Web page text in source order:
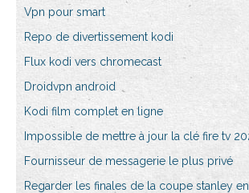
Vpn pour smart
Repo de divertissement kodi
Flux kodi vers chromecast
Droidvpn android
Kodi film complet en ligne
Impossible de mettre à jour la clé fire tv
Fournisseur de messagerie le plus privé
Regarder les finales de la coupe stanley